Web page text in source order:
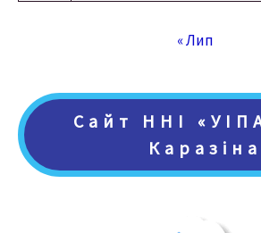
« Лип
Сайт ННІ
Каразіна